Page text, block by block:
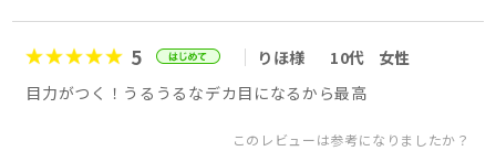
5 りほ様 10代
女性
目力がつく！うるうるなデカ目になるから最高
このレビューは参考になりましたか？